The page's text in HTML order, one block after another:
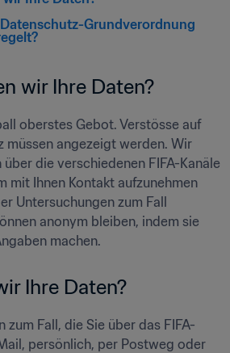
Datenschutz-Grundverordnung
wir Ihre Daten?
oberstes Gebot. Verstösse auf
müssen angezeigt werden. Wir
die verschiedenen FIFA-Kanäle
mit Ihnen Kontakt aufzunehmen
Untersuchungen zum Fall
anonym bleiben, indem sie
machen.
Ihre Daten?
zum Fall, die Sie über das FIFA-
persönlich, per Postweg oder